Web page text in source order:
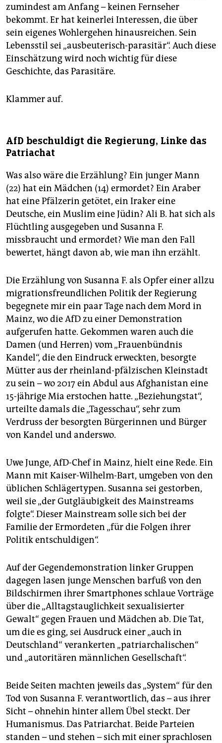
zumindest am Anfang – keinen Fernseher
bekommt. Er hat keinerlei Interessen, die über
sein eigenes Wohlergehen hinausreichen. Sein
Lebensstil sei „ausbeuterisch-parasitär“. Auch diese
Einschätzung wird noch wichtig für diese
Geschichte, das Parasitäre.
Klammer auf.
AfD beschuldigt die Regierung, Linke das
Patriachat
Was also wäre die Erzählung? Ein junger Mann
(22) hat ein Mädchen (14) ermordet? Ein Araber
hat eine Pfälzerin getötet, ein Iraker eine
Deutsche, ein Muslim eine Jüdin? Ali B. hat sich als
Flüchtling ausgegeben und Susanna F.
missbraucht und ermordet? Wie man den Fall
bewertet, hängt davon ab, wie man ihn erzählt.
Die Erzählung von Susanna F. als Opfer einer allzu
migrationsfreundlichen Politik der Regierung
begegnete mir ein paar Tage nach dem Mord in
Mainz, wo die AfD zu einer Demonstration
aufgerufen hatte. Gekommen waren auch die
Damen (und Herren) vom „Frauenbündnis
Kandel“, die den Eindruck erweckten, besorgte
Mütter aus der rheinland-pfälzischen Kleinstadt
zu sein – wo 2017 ein Abdul aus Afghanistan eine
15-jährige Mia erstochen hatte. „Beziehungstat“,
urteilte damals die „Tagesschau“, sehr zum
Verdruss der besorgten Bürgerinnen und Bürger
von Kandel und anderswo.
Uwe Junge, AfD-Chef in Mainz, hielt eine Rede. Ein
Mann mit Kaiser-Wilhelm-Bart, umgeben von den
üblichen Schlägertypen. Susanna sei gestorben,
weil sie „der Gutgläubigkeit des Mainstreams
folgte“. Dieser Mainstream solle sich bei der
Familie der Ermordeten „für die Folgen ihrer
Politik entschuldigen“.
Auf der Gegendemonstration linker Gruppen
dagegen lasen junge Menschen barfuß von den
Bildschirmen ihrer Smartphones schlaue Vorträge
über die „Alltagstauglichkeit sexualisierter
Gewalt“ gegen Frauen und Mädchen ab. Die Tat,
um die es ging, sei Ausdruck einer „auch in
Deutschland“ verankerten „patriarchalischen“
und „autoritären männlichen Gesellschaft“.
Beide Seiten machten jeweils das „System“ für den
Tod von Susanna F. verantwortlich, das – aus ihrer
Sicht – ohnehin hinter allem Übel steckt. Der
Humanismus. Das Patriarchat. Beide Parteien
standen – und stehen – sich mit einer sprachlosen